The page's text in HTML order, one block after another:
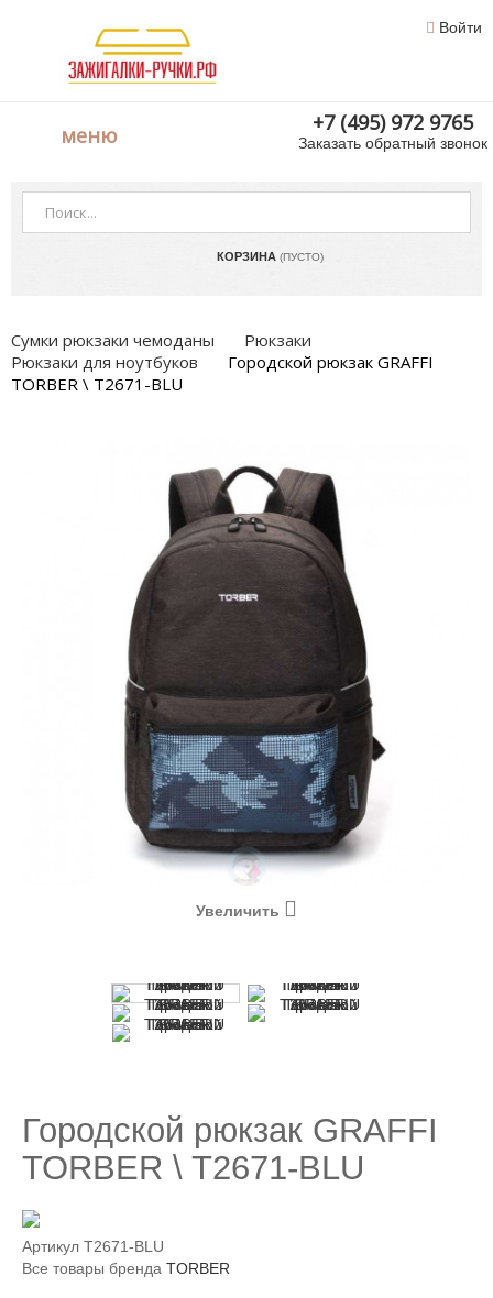
Войти
меню +7 (495) 972 9765
Заказать обратный звонок
КОРЗИНА (ПУСТО)
Сумки рюкзаки чемоданы
Рюкзаки
Рюкзаки для ноутбуков
Городской рюкзак GRAFFI
TORBER \ T2671-BLU
Увеличить
Городской рюкзак GRAFFI
TORBER \ T2671-BLU
Артикул T2671-BLU
Все товары бренда TORBER